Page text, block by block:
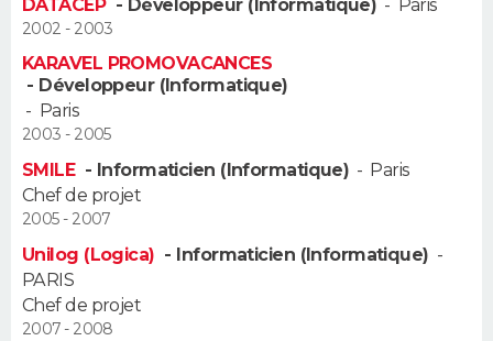
DATACEP - Développeur (Informatique) - Paris
2002 - 2003
KARAVEL PROMOVACANCES
- Développeur (Informatique)
- Paris
2003 - 2005
SMILE - Informaticien (Informatique) - Paris
Chef de projet
2005 - 2007
Unilog (Logica) - Informaticien (Informatique) -
PARIS
Chef de projet
2007 - 2008